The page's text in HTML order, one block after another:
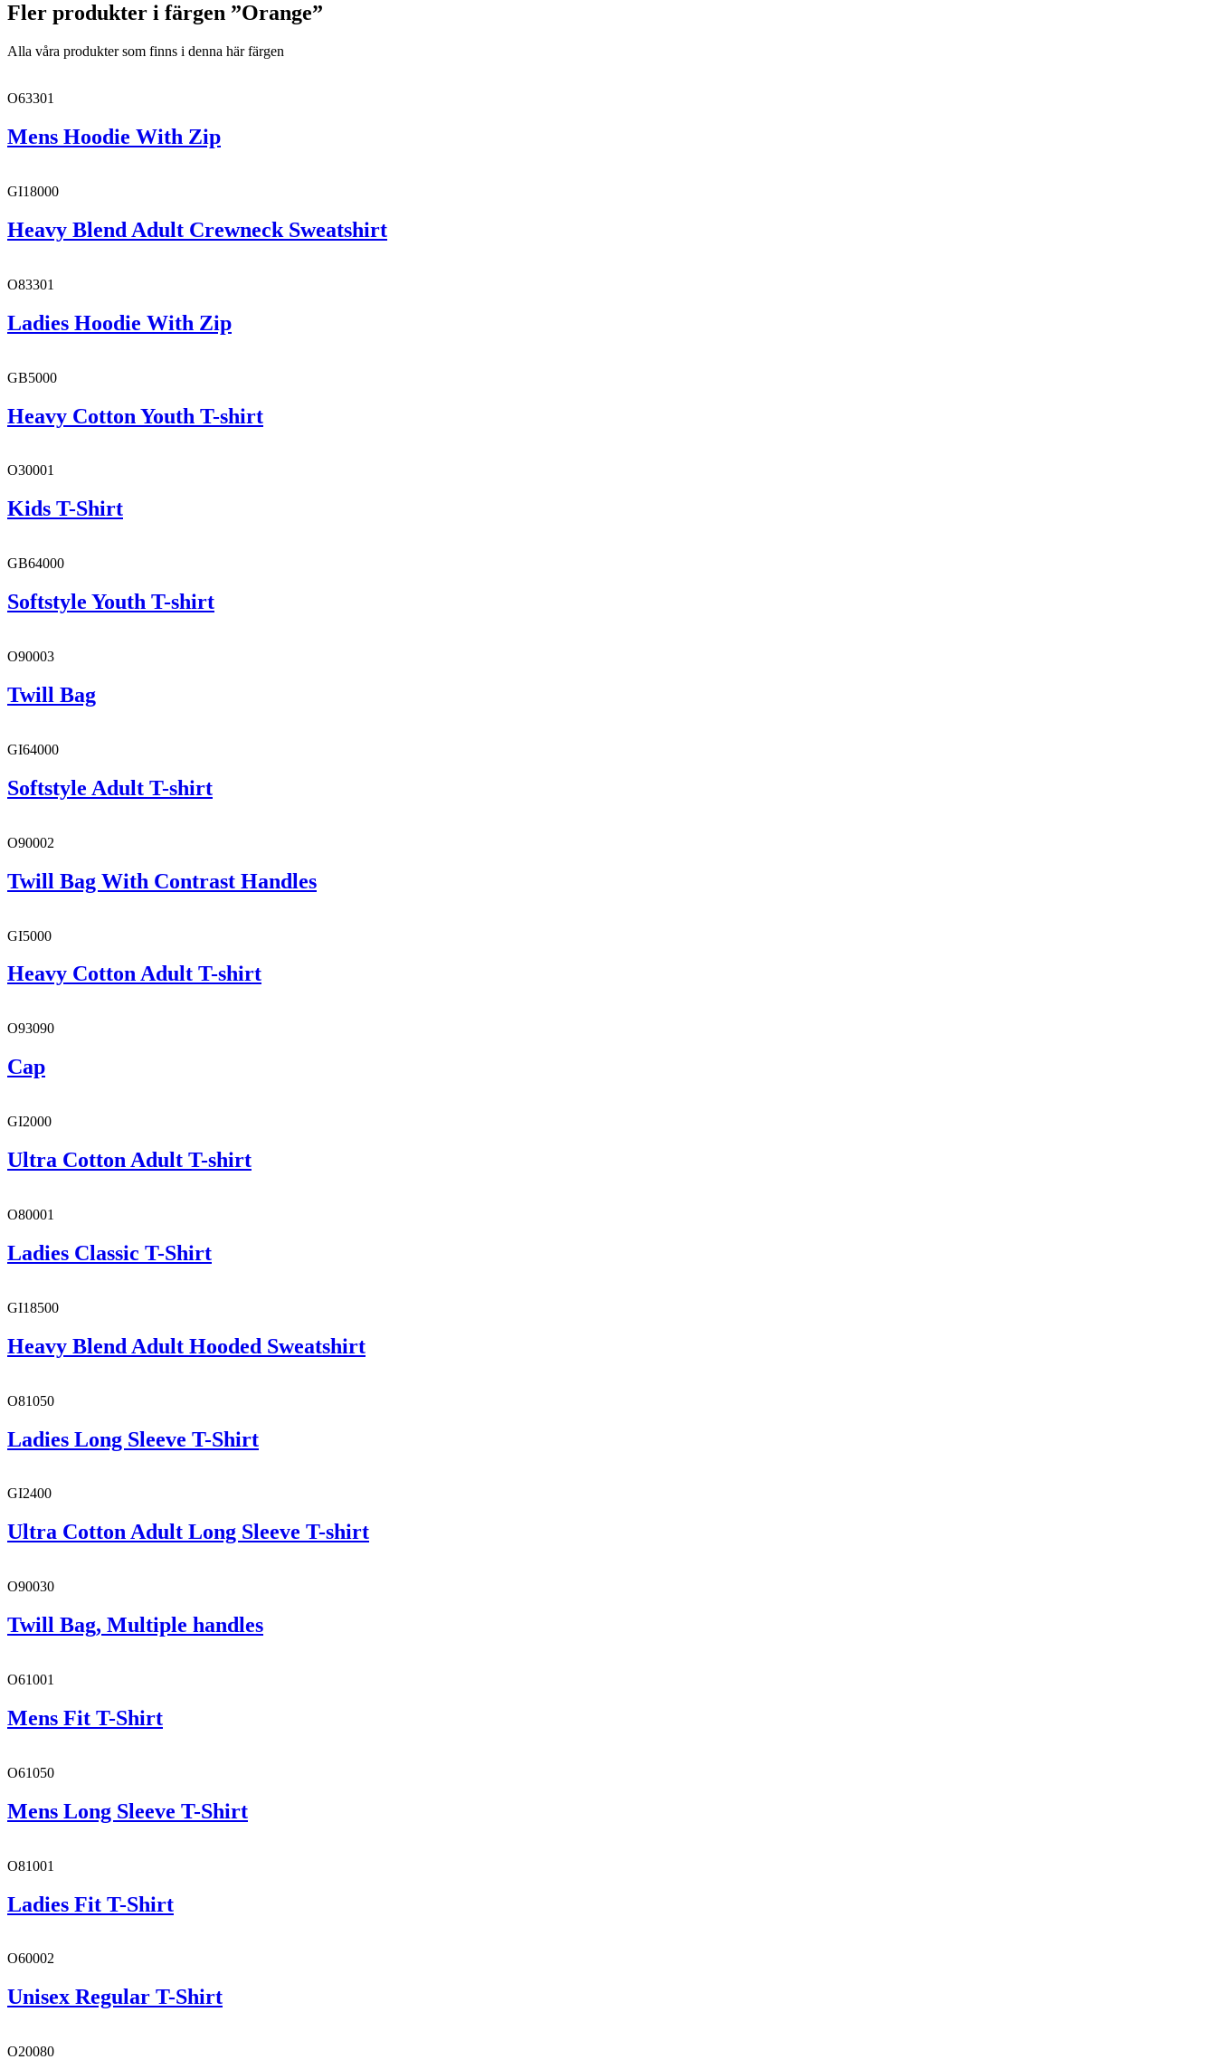
Fler produkter i färgen ”Orange”
Alla våra produkter som finns i denna här färgen
O63301
Mens Hoodie With Zip
GI18000
Heavy Blend Adult Crewneck Sweatshirt
O83301
Ladies Hoodie With Zip
GB5000
Heavy Cotton Youth T-shirt
O30001
Kids T-Shirt
GB64000
Softstyle Youth T-shirt
O90003
Twill Bag
GI64000
Softstyle Adult T-shirt
O90002
Twill Bag With Contrast Handles
GI5000
Heavy Cotton Adult T-shirt
O93090
Cap
GI2000
Ultra Cotton Adult T-shirt
O80001
Ladies Classic T-Shirt
GI18500
Heavy Blend Adult Hooded Sweatshirt
O81050
Ladies Long Sleeve T-Shirt
GI2400
Ultra Cotton Adult Long Sleeve T-shirt
O90030
Twill Bag, Multiple handles
O61001
Mens Fit T-Shirt
O61050
Mens Long Sleeve T-Shirt
O81001
Ladies Fit T-Shirt
O60002
Unisex Regular T-Shirt
O20080